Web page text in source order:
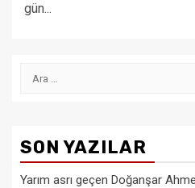
gün...
Arama:
SON YAZILAR
Yarım asrı geçen Doğanşar